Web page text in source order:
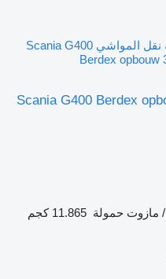
شاحنة نقل المواشي Scania G400
Berdex opbouw
Scania G400 Berdex
مازوت حمولة 11.865 كجم